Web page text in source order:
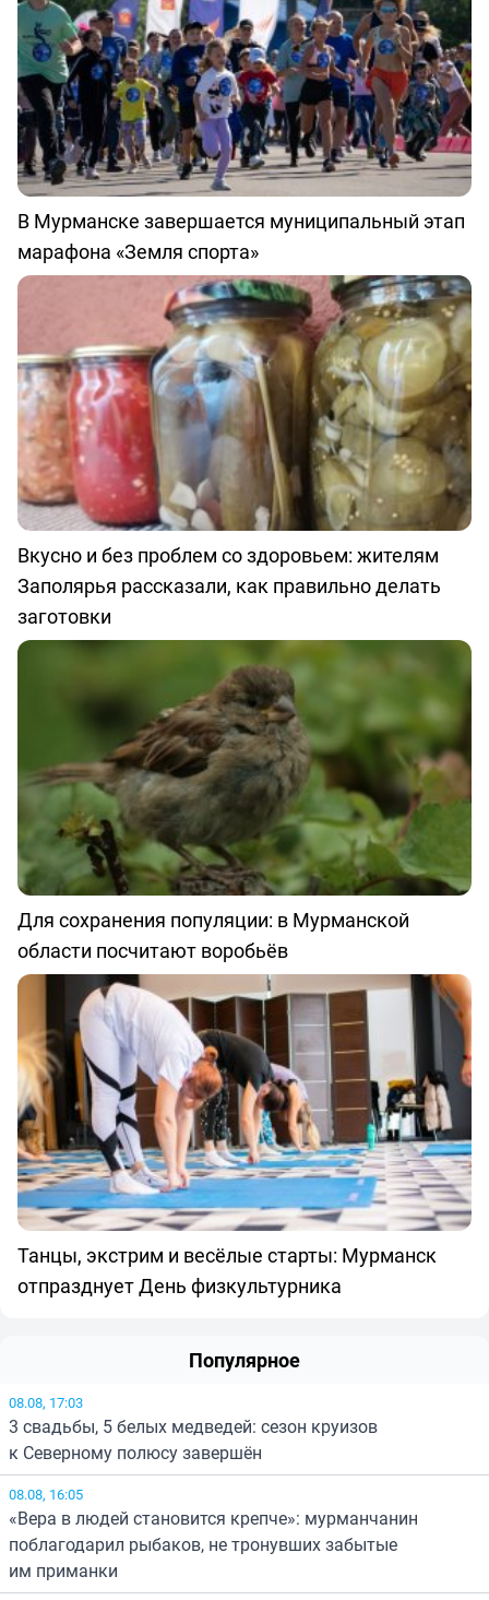
В Мурманске завершается муниципальный этап
марафона «Земля спорта»
Вкусно и без проблем со здоровьем: жителям
Заполярья рассказали, как правильно делать
заготовки
Для сохранения популяции: в Мурманской
области посчитают воробьёв
Танцы, экстрим и весёлые старты: Мурманск
отпразднует День физкультурника
Популярное
08.08, 17:03
3 свадьбы, 5 белых медведей: сезон круизов
к Северному полюсу завершён
08.08, 16:05
«Вера в людей становится крепче»: мурманчанин
поблагодарил рыбаков, не тронувших забытые
им приманки